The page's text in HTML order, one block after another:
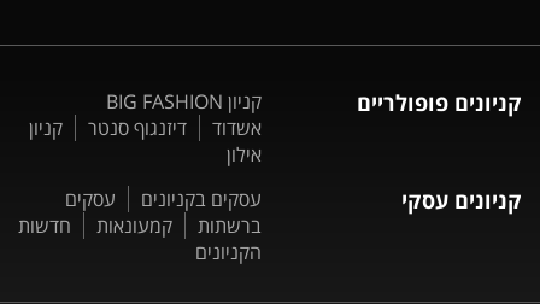
קניונים פופולריים
קניון BIG FASHION
אשדוד
דיזנגוף סנטר
קניון
אילון
קניונים עסקי עסקים בקניונים
עסקים
ברשתות
קמעונאות
חדשות
הקניונים